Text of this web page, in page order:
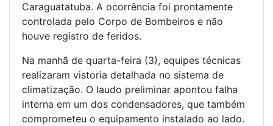
Caraguatatuba. A ocorrência foi prontamente
controlada pelo Corpo de Bombeiros e não
houve registro de feridos.
Na manhã de quarta-feira (3), equipes técnicas
realizaram vistoria detalhada no sistema de
climatização. O laudo preliminar apontou falha
interna em um dos condensadores, que também
comprometeu o equipamento instalado ao lado.